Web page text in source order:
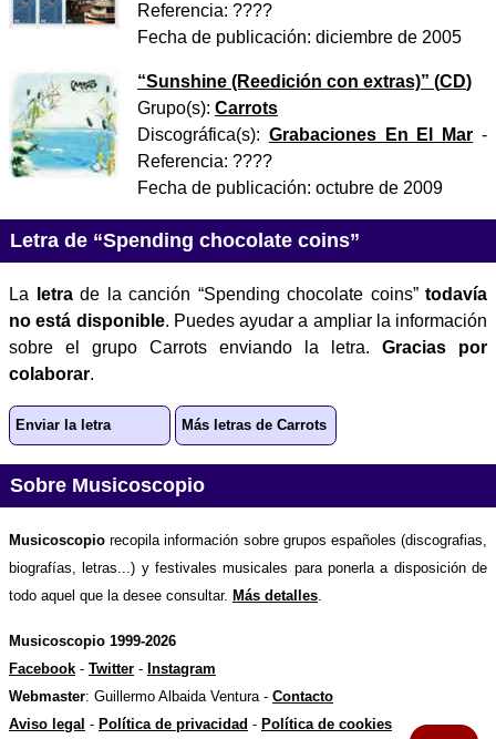
Referencia: ????
Fecha de publicación: diciembre de 2005
“Sunshine (Reedición con extras)” (CD)
Grupo(s): Carrots
Discográfica(s): Grabaciones En El Mar -
Referencia: ????
Fecha de publicación: octubre de 2009
Letra de “Spending chocolate coins”
La letrade la canción “Spending chocolate coins” todavía
no está disponible. Puedes ayudar a ampliar la información
sobre el grupo Carrots enviando la letra. Gracias por
colaborar.
Enviar la letra Más letras de Carrots
Sobre Musicoscopio
Musicoscopio recopila información sobre grupos españoles (discografias,
biografías, letras...) y festivales musicales para ponerla a disposición de
todo aquel que la desee consultar. Más detalles
Musicoscopio 1999-2026
Facebook - Twitter - Instagram
Webmaster: Guillermo Albaida Ventura - Contacto
Aviso legal - Política de privacidad - Política de cookies